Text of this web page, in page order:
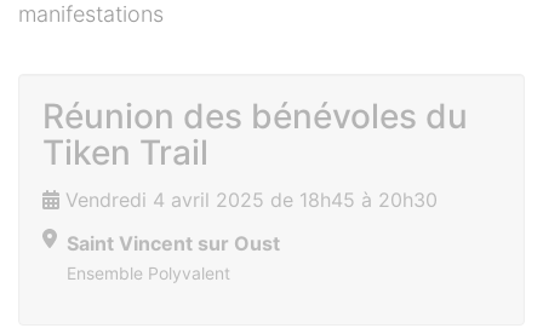
manifestations
Réunion des bénévoles du
Tiken Trail
Vendredi 4 avril 2025 de 18h45 à 20h30
Saint Vincent sur Oust
Ensemble Polyvalent